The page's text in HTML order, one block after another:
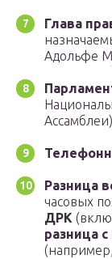
Глава
Адольфе
Разница
часовых
ДРК
разница